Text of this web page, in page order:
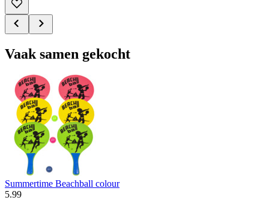
Vaak samen gekocht
Summertime Beachball colour
5.99